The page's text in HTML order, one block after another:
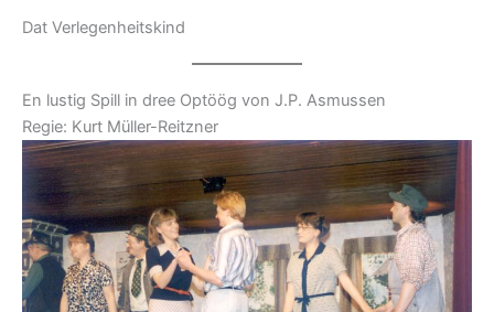
Dat Verlegenheitskind
En lustig Spill in dree Optöög von J.P. Asmussen
Regie: Kurt Müller-Reitzner